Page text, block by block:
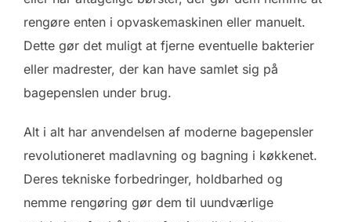
rengøre enten i opvaskemaskinen eller manuelt.
Dette gør det muligt at fjerne eventuelle bakterier
eller madrester, der kan have samlet sig på
bagepenslen under brug.
Alt i alt har anvendelsen af moderne bagepensler
revolutioneret madlavning og bagning i køkkenet.
Deres tekniske forbedringer, holdbarhed og
nemme rengøring gør dem til uundværlige